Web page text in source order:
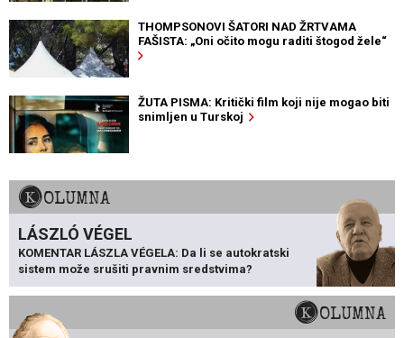
THOMPSONOVI ŠATORI NAD ŽRTVAMA
FAŠISTA: „Oni očito mogu raditi štogod žele“
ŽUTA PISMA: Kritički film koji nije mogao biti
snimljen u Turskoj
KOLUMNA
LÁSZLÓ VÉGEL
KOMENTAR LÁSZLA VÉGELA: Da li se autokratski
sistem može srušiti pravnim sredstvima?
KOLUMNA